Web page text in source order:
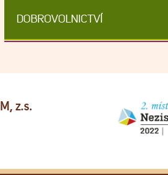
DOBROVOLNICTVÍ
z.s.